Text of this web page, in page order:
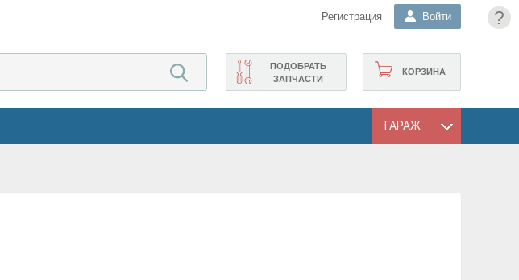
?
Регистрация Войти
КОРЗИНА
ПОДОБРАТЬ
ЗАПЧАСТИ
ГАРАЖ